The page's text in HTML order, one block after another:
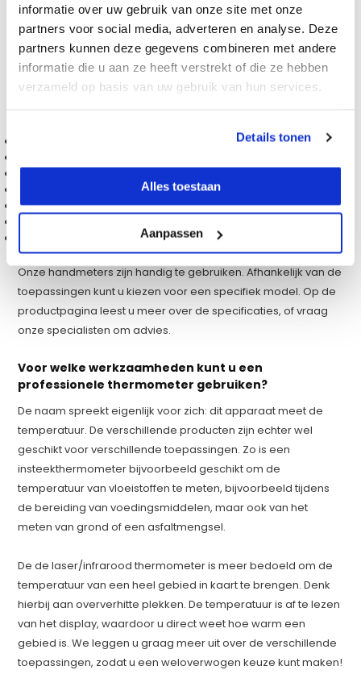
informatie over uw gebruik van onze site met onze
partners voor social media, adverteren en analyse. Deze
partners kunnen deze gegevens combineren met andere
informatie die u aan ze heeft verstrekt of die ze hebben
verzameld op basis van uw gebruik van hun services.
Details tonen
Alles toestaan
Aanpassen
zit in de manier van meten. Zo is het ene apparaat bedoeld
voor contacttemperatuurmeting, terwijl het andere product
(indirect) de temperatuur meet door middel van een laser.
Afhankelijk van de toepassing kunt u kiezen voor een
specifiek product. Verder zijn de volgende specificaties
meetsnelheid;
digitaal display, met of zonder verlichting;
verschillende temperatuureenheden;
de nauwkeurigheid van de meting;
Onze handmeters zijn handig te gebruiken. Afhankelijk van de
toepassingen kunt u kiezen voor een specifiek model. Op de
productpagina leest u meer over de specificaties, of vraag
onze specialisten om advies.
Voor welke werkzaamheden kunt u een
professionele thermometer gebruiken?
De naam spreekt eigenlijk voor zich: dit apparaat meet de
temperatuur. De verschillende producten zijn echter wel
geschikt voor verschillende toepassingen. Zo is een
insteekthermometer bijvoorbeeld geschikt om de
temperatuur van vloeistoffen te meten, bijvoorbeeld tijdens
de bereiding van voedingsmiddelen, maar ook van het
meten van grond of een asfaltmengsel.
De de laser/infrarood thermometer is meer bedoeld om de
temperatuur van een heel gebied in kaart te brengen. Denk
hierbij aan oververhitte plekken. De temperatuur is af te lezen
van het display, waardoor u direct weet hoe warm een
gebied is. We leggen u graag meer uit over de verschillende
toepassingen, zodat u een weloverwogen keuze kunt maken!